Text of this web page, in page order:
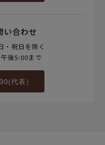
い合わせ
・祝日を除く
後5:00まで
代表）